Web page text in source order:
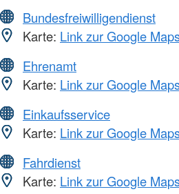
Bundesfreiwilligendienst
Karte: Link zur Google
Ehrenamt
Karte: Link zur Google
Einkaufsservice
Karte: Link zur Google
Fahrdienst
Karte: Link zur Google